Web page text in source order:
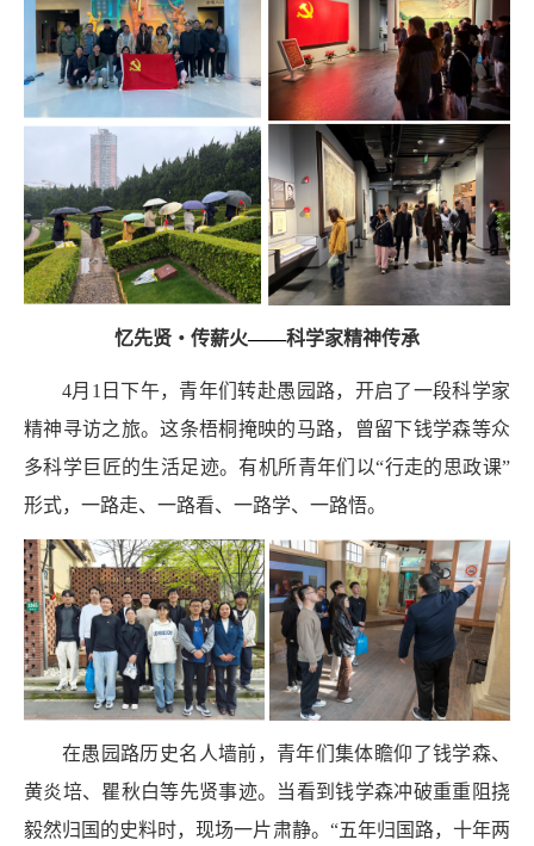
忆先贤 ・ 传薪火——科学家精神传承
4月 1 日下午，青年们转赴愚园路，开启了一段科学家
精神寻访之旅。这条梧桐掩映的马路，曾留下钱学森等众
多科学巨匠的生活足迹。有机所青年们以“行走的思政课”
形式，一路走、一路看、一路学、一路悟。
在愚园路历史名人墙前，青年们集体瞻仰了钱学森、
黄炎培、瞿秋白等先贤事迹。当看到钱学森冲破重重阻挠
毅然归国的史料时，现场一片肃静。“五年归国路，十年两